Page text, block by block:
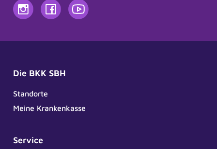
Die BKK SBH
Standorte
Meine Krankenkasse
Service